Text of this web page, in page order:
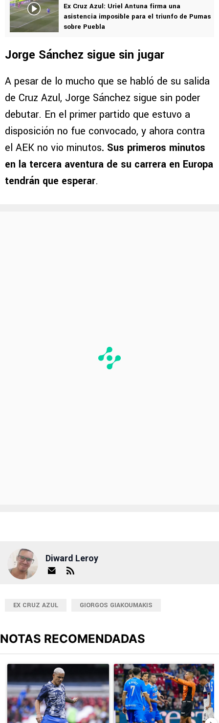
Ex Cruz Azul: Uriel Antuna firma una
asistencia imposible para el triunfo de Pumas
sobre Puebla
Jorge Sánchez sigue sin jugar
A pesar de lo mucho que se habló de su salida
de Cruz Azul, Jorge Sánchez sigue sin poder
debutar. En el primer partido que estuvo a
disposición no fue convocado, y ahora contra
el AEK no vio minutos. Sus primeros minutos
en la tercera aventura de su carrera en Europa
tendrán que esperar.
Diward Leroy
EX CRUZ AZUL GIORGOS GIAKOUMAKIS
NOTAS RECOMENDADAS
Un artículo de tendencia con el título "Revelan un detalle clave
Un artículo de tendencia con el